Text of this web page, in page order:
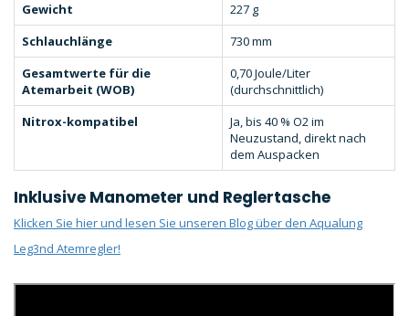
Gewicht
227 g
Schlauchlänge
730 mm
Gesamtwerte für die
Atemarbeit (WOB)
0,70 Joule/Liter
(durchschnittlich)
Nitrox-kompatibel
Ja, bis 40 % O2 im
Neuzustand, direkt nach
dem Auspacken
Inklusive Manometer und Reglertasche
Klicken Sie hier und lesen Sie unseren Blog über den Aqualung
Leg3nd Atemregler!